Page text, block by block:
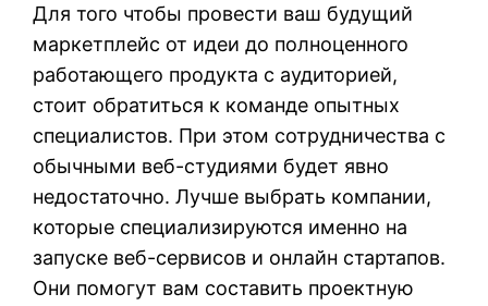
Для того чтобы провести ваш будущий
маркетплейс от идеи до полноценного
работающего продукта с аудиторией,
стоит обратиться к команде опытных
специалистов. При этом сотрудничества с
обычными веб-студиями будет явно
недостаточно. Лучше выбрать компании,
которые специализируются именно на
запуске веб-сервисов и онлайн стартапов.
Они помогут вам составить проектную